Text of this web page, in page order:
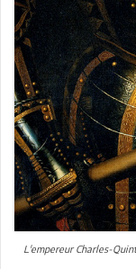
L'empereur Charles-